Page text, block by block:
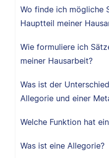
Wo finde ich mögliche
Hauptteil meiner
Wie formuliere ich
meiner Hausarbeit?
Was ist der
Allegorie und einer
Welche Funktion hat
Was ist eine Allegorie?